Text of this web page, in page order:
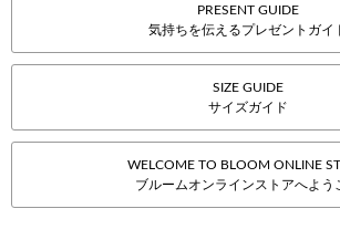
PRESENT GUIDE
気持ちを伝えるプレゼントガイ
SIZE GUIDE
サイズガイド
WELCOME TO BLOOM ONLINE
ブルームオンラインストアへよう